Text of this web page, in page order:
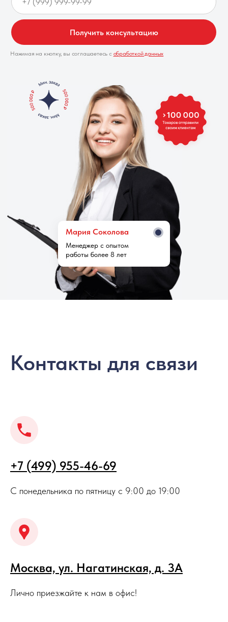
Менеджер с опытом
работы более 8 лет
Мария Cоколова
Получить консультацию
Нажимая на кнопку, вы соглашаетесь с обработкой данных
Контакты для связи
+7 (499) 955-46-69
С понедельника по пятницу с 9:00 до 19:00
Москва, ул. Нагатинская, д. 3A
Лично приезжайте к нам в офис!